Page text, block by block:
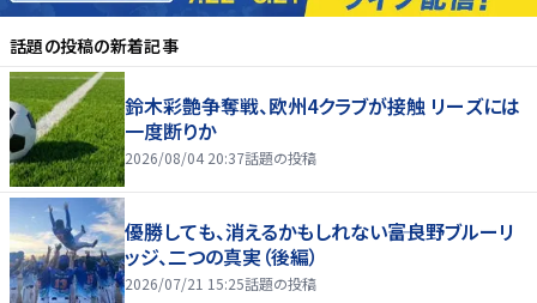
話題の投稿の新着記事
鈴木彩艶争奪戦、欧州4クラブが接触 リーズには
一度断りか
2026/08/04 20:37話題の投稿
優勝しても、消えるかもしれない――富良野ブルーリ
ッジ、二つの真実（後編）
2026/07/21 15:25話題の投稿